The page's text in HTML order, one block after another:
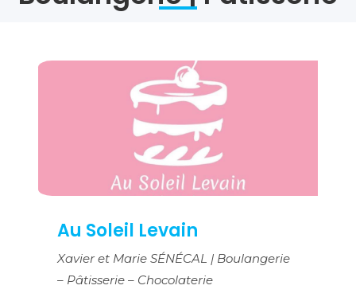
Au Soleil Levain
Xavier et Marie SÉNÉCAL | Boulangerie
– Pâtisserie – Chocolaterie